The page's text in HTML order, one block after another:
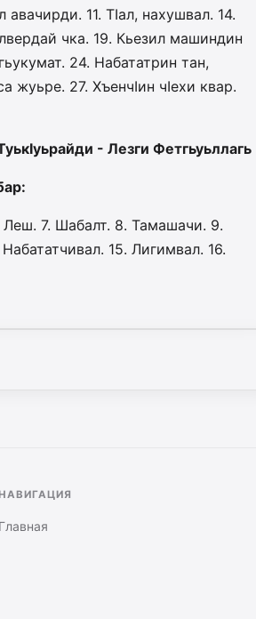
11. ТIал, нахушвал. 14.
чка. 19. Кьезил машиндин
24. Набататрин тан,
жуьре. 27. ХъенчIин чIехи квар.
- Лезги Фетгьуьллагь
7. Шабалт. 8. Тамашачи. 9.
15. Лигимвал. 16.
НАВИГАЦИЯ
Главная